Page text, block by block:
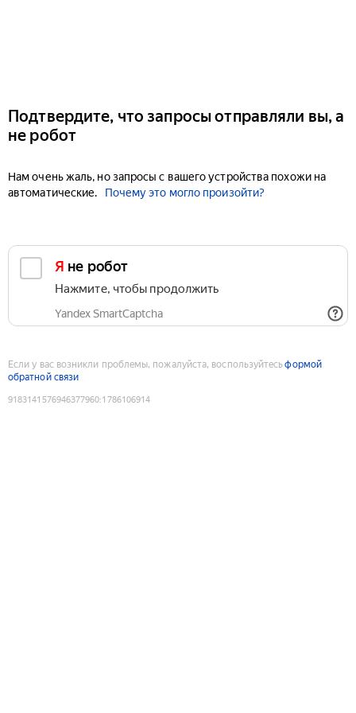
Подтвердите, что запросы отправляли вы, а
не робот
Нам очень жаль, но запросы с вашего устройства похожи на
автоматические.
Почему это могло произойти?
Я не робот
Нажмите, чтобы продолжить
Yandex SmartCaptcha
Если у вас возникли проблемы, пожалуйста, воспользуйтесьформой
обратной связи
9183141576946377960:1786106914